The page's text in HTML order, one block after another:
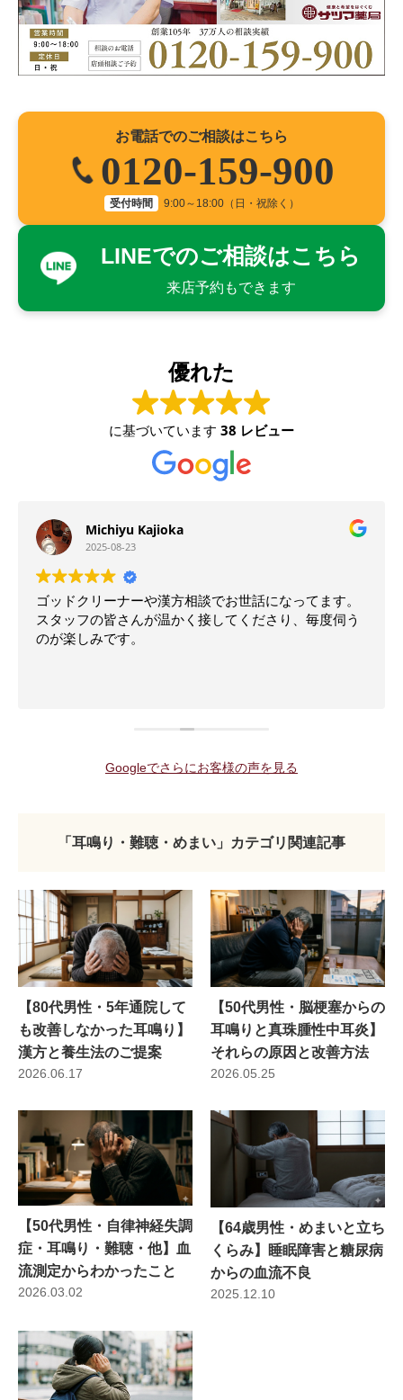
お電話でのご相談はこちら
0120-159-900
受付時間 9:00～18:00（日・祝除く）
LINEでのご相談はこちら
来店予約もできます
優れた
に基づいています 38 レビュー
Michiyu Kajioka
2025-08-23
ゴッドクリーナーや漢方相談でお世話になってます。
スタッフの皆さんが温かく接してくださり、毎度伺う
のが楽しみです。
Googleでさらにお客様の声を見る
「耳鳴り・難聴・めまい」カテゴリ関連記事
【80代男性・5年通院して
も改善しなかった耳鳴り】
漢方と養生法のご提案
2026.06.17
【50代男性・脳梗塞からの
耳鳴りと真珠腫性中耳炎】
それらの原因と改善方法
2026.05.25
【50代男性・自律神経失調
症・耳鳴り・難聴・他】血
流測定からわかったこと
2026.03.02
【64歳男性・めまいと立ち
くらみ】睡眠障害と糖尿病
からの血流不良
2025.12.10